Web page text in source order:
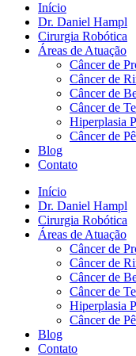
Início
Dr. Daniel Hampl
Cirurgia Robótica
Áreas de Atuação
Câncer de
Câncer de
Câncer de
Câncer de
Hiperplasia
Câncer de
Blog
Contato
Início
Dr. Daniel Hampl
Cirurgia Robótica
Áreas de Atuação
Câncer de
Câncer de
Câncer de
Câncer de
Hiperplasia
Câncer de
Blog
Contato